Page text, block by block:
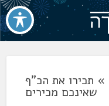
» תכירו את הכ"ף
שאינכם מכירים